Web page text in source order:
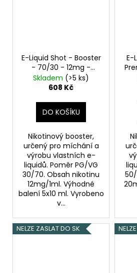
E-Liquid Shot - Booster
- 70/30 - 12mg -
5x10ml
Skladem (>5 ks)
608 Kč
DO KOŠÍKU
Nikotinový booster,
určený pro míchání a
výrobu vlastních e-
liquidů. Poměr PG/VG
30/70. Obsah nikotinu
12mg/1ml. Výhodné
balení 5x10 ml. Vyrobeno
v...
E-
NELZE ZASLAT DO SK